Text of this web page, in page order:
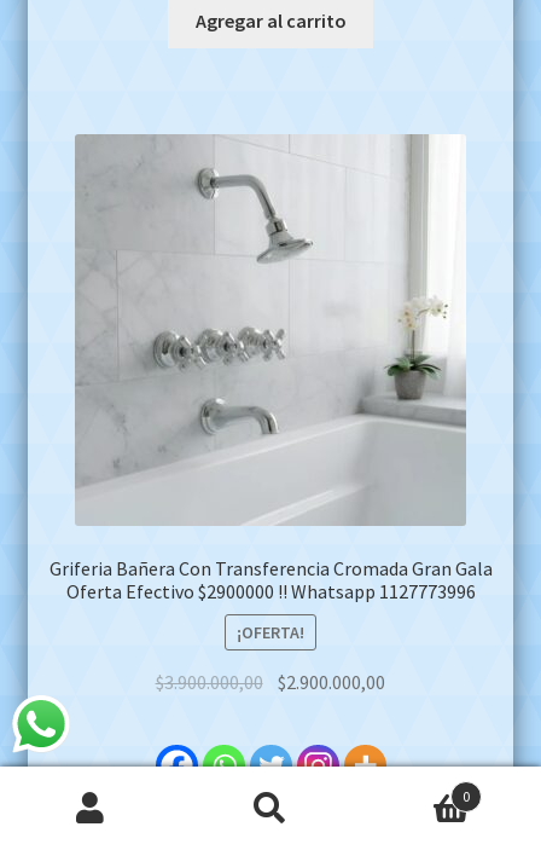
Agregar al carrito
Griferia Bañera Con Transferencia Cromada Gran Gala
Oferta Efectivo $2900000 !! Whatsapp 1127773996
¡OFERTA!
$3.900.000,00 Original
was:
$3.900.000,00.
$2.900.000,00
$2.900.000,00.
Agregar al carrito
0